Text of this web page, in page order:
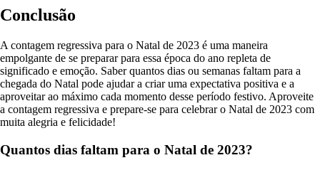
Conclusão
A contagem regressiva para o Natal de 2023 é uma maneira
empolgante de se preparar para essa época do ano repleta de
significado e emoção. Saber quantos dias ou semanas faltam para a
chegada do Natal pode ajudar a criar uma expectativa positiva e a
aproveitar ao máximo cada momento desse período festivo. Aproveite
a contagem regressiva e prepare-se para celebrar o Natal de 2023 com
muita alegria e felicidade!
Quantos dias faltam para o Natal de 2023?